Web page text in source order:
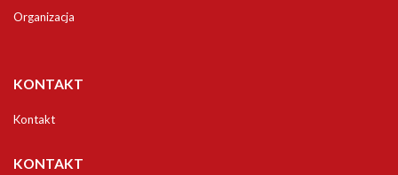
Organizacja
KONTAKT
Kontakt
KONTAKT